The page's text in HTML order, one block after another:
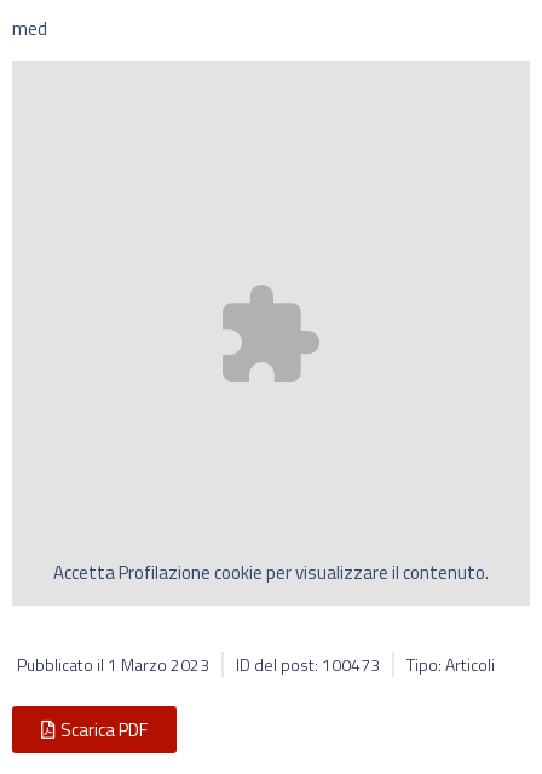
med
AccettaProfilazionecookie per visualizzare il contenuto.
Pubblicato il 1 Marzo 2023 ID del post: 100473 Tipo: Articoli
Scarica PDF